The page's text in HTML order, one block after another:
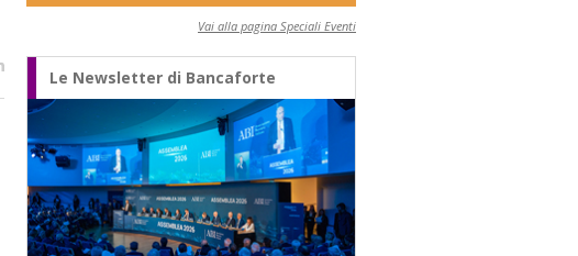
Vai alla pagina Speciali Eventi
Le Newsletter di Bancaforte